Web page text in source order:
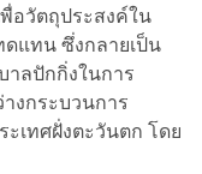
อวัตถุประสงค์ใน
แทน ซึ่งกลายเป็น
ลปักกิ่งในการ
งกระบวนการ
เทศฝั่งตะวันตก โดย